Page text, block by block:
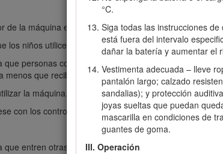
°C.
Siga todas las instrucciones
está fuera del intervalo
dañar la batería y aumentar el
Vestimenta adecuada – lleve
pantalón largo; calzado
sandalias); y protección
joyas sueltas que puedan
mascarilla en condiciones de
guantes de goma.
III. Operación
de la máquina es responsable de cualquier accidente o
los niños utilicen o jueguen con la máquina, la batería
que personas con capacidad física, sensorial o mental
menos que reciban instrucciones o supervisión sobre
la máquina, la batería y el cargador de la batería,
con los controles y con el uso correcto de la
que entren otras personas, especialmente niños o